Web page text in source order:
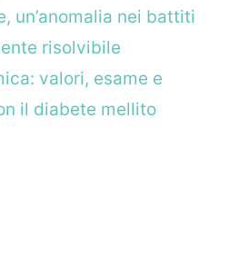
un’anomalia nei battiti
risolvibile
valori, esame e
il diabete mellito